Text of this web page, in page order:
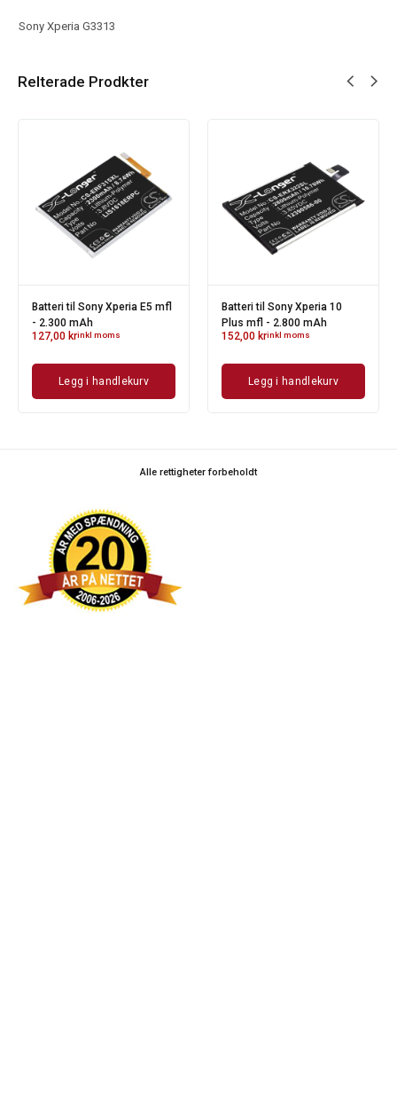
Sony Xperia G3313
Relterade Prodkter
Batteri til Sony Xperia E5 mfl
- 2.300 mAh
127,00 krinkl moms
Legg i handlekurv
Batteri til Sony Xperia 10
Plus mfl - 2.800 mAh
152,00 krinkl moms
Legg i handlekurv
Alle rettigheter forbeholdt